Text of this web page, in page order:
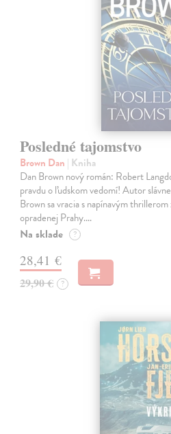
Posledné tajomstvo
Brown Dan | Kniha
Dan Brown nový román: Robert
pravdu o ľudskom vedomí! Autor
Brown sa vracia s napínavým
opradenej Prahy.…
Na sklade ?
28,41 €
29,90 € ?